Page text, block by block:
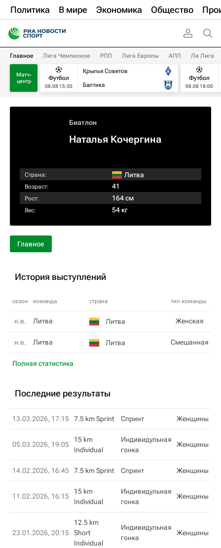
Политика В мире Экономика Общество
Главное Лига Чемпионов РПЛ Лига Европы АПЛ Ла Лига
Матч-
центр
Футбол
08.08 15:30
Крылья Советов
Балтика
Футбол
08.08 18:00
Биатлон
Наталья Кочергина
Страна: Литва
Возраст: 41
Рост: 164 см
Вес: 54 кг
Главное
История выступлений
сезон команда страна тип команды
Полная статистика
н.в. Литва Литва Женская
н.в. Литва Литва Смешанная
Последние результаты
13.03.2026, 17:15 7.5 km Sprint Спринт Женщины
05.03.2026, 19:05
15 km
Individual
Индивидульная
гонка
Женщины
14.02.2026, 16:45 7.5 km Sprint Спринт Женщины
11.02.2026, 16:15
15 km
Individual
Индивидульная
гонка
Женщины
23.01.2026, 20:15
12.5 km
Short
Individual
Индивидульная
гонка
Женщины